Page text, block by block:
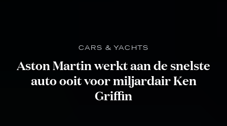
CARS & YACHTS
Aston Martin werkt aan de snelste
auto ooit voor miljardair Ken
Griffin